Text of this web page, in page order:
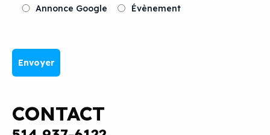
Annonce Google
Évènement
CONTACT